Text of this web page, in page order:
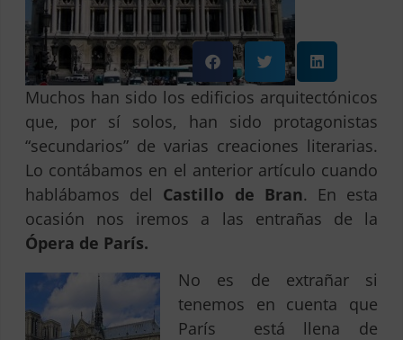
Muchos han sido los edificios arquitectónicos
que, por sí solos, han sido protagonistas
“secundarios” de varias creaciones literarias.
Lo contábamos en el anterior artículo cuando
hablábamos del Castillo de Bran. En esta
ocasión nos iremos a las entrañas de la
Ópera de París.
No es de extrañar si
tenemos en cuenta que
París está llena de